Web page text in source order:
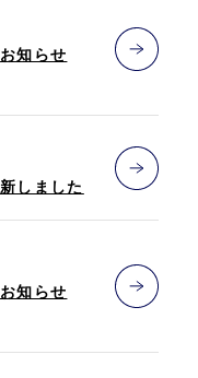
知らせ
しました
知らせ